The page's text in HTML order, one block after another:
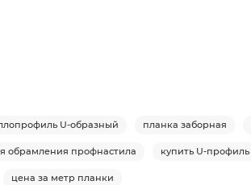
U-образный планка заборная
обрамления профнастила купить U-профиль
цена за метр планки